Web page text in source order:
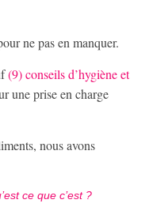
ne pas en manquer.
(9) conseils d’hygiène et
une prise en charge
nous avons
ce que c’est ?